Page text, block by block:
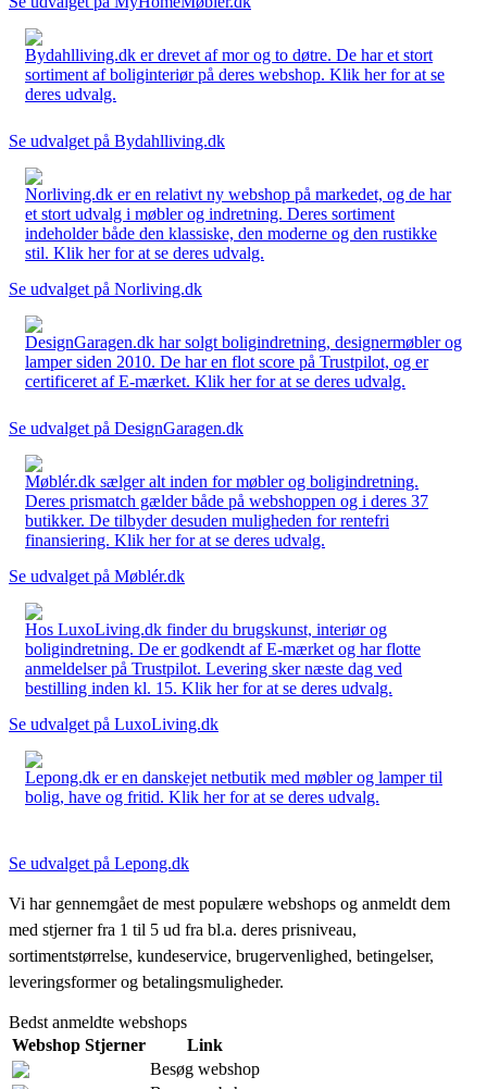
Bydahlliving.dk er drevet af mor og to døtre. De har et stort
sortiment af boliginteriør på deres webshop. Klik her for at se
deres udvalg.
Se udvalget på Bydahlliving.dk
Norliving.dk er en relativt ny webshop på markedet, og de har
et stort udvalg i møbler og indretning. Deres sortiment
indeholder både den klassiske, den moderne og den rustikke
stil. Klik her for at se deres udvalg.
Se udvalget på Norliving.dk
DesignGaragen.dk har solgt boligindretning, designermøbler og
lamper siden 2010. De har en flot score på Trustpilot, og er
certificeret af E-mærket. Klik her for at se deres udvalg.
Se udvalget på DesignGaragen.dk
Møblér.dk sælger alt inden for møbler og boligindretning.
Deres prismatch gælder både på webshoppen og i deres 37
butikker. De tilbyder desuden muligheden for rentefri
finansiering. Klik her for at se deres udvalg.
Se udvalget på Møblér.dk
Hos LuxoLiving.dk finder du brugskunst, interiør og
boligindretning. De er godkendt af E-mærket og har flotte
anmeldelser på Trustpilot. Levering sker næste dag ved
bestilling inden kl. 15. Klik her for at se deres udvalg.
Se udvalget på LuxoLiving.dk
Lepong.dk er en danskejet netbutik med møbler og lamper til
bolig, have og fritid. Klik her for at se deres udvalg.
Se udvalget på Lepong.dk
Vi har gennemgået de mest populære webshops og anmeldt dem
med stjerner fra 1 til 5 ud fra bl.a. deres prisniveau,
sortimentstørrelse, kundeservice, brugervenlighed, betingelser,
leveringsformer og betalingsmuligheder.
Bedst anmeldte webshops
Webshop Stjerner
Link
Besøg webshop